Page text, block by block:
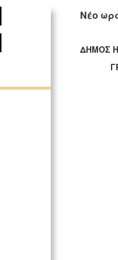
Νέο
ΔΗΜΟΣ